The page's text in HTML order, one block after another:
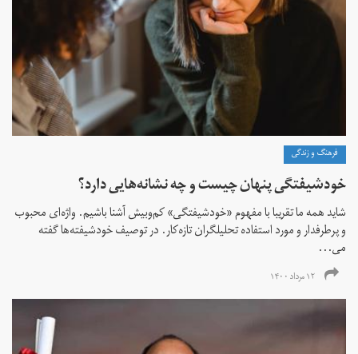
فرهنگ و زندگی
خودشیفتگی پنهان چیست و چه نشانه‌هایی دارد؟
شاید همه ما تقریبا با مفهوم «خودشیفتگی» کم‌و‌بیش آشنا باشیم. واژه‌ای محبوب
و پرطرفدار و مورد استفاده تحلیلگران تازه‌کار. در توصیف خودشیفته‌ها گفته
می...
۱۲ مرداد ۱۴۰۰